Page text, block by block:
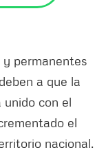
y permanentes
a que la
unido con el
el
nacional.